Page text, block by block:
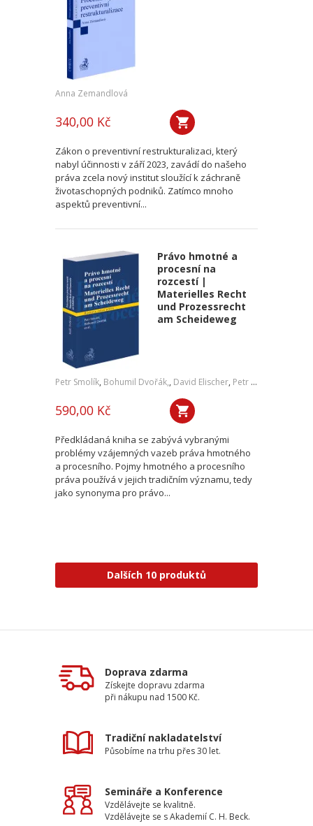
Anna Zemandlová
340,00 Kč
Zákon o preventivní restrukturalizaci, který
nabyl účinnosti v září 2023, zavádí do našeho
práva zcela nový institut sloužící k záchraně
životaschopných podniků. Zatímco mnoho
aspektů preventivní...
Právo hmotné a
procesní na
rozcestí |
Materielles Recht
und Prozessrecht
am Scheideweg
Petr Smolík, Bohumil Dvořák,, David Elischer, Petr Lavický
590,00 Kč
Předkládaná kniha se zabývá vybranými
problémy vzájemných vazeb práva hmotného
a procesního. Pojmy hmotného a procesního
práva používá v jejich tradičním významu, tedy
jako synonyma pro právo...
Dalších 10 produktů
Doprava zdarma
Získejte dopravu zdarma
při nákupu nad 1500 Kč.
Tradiční nakladatelství
Působíme na trhu přes 30 let.
Semináře a Konference
Vzdělávejte se kvalitně.
Vzdělávejte se s Akademií C. H. Beck.